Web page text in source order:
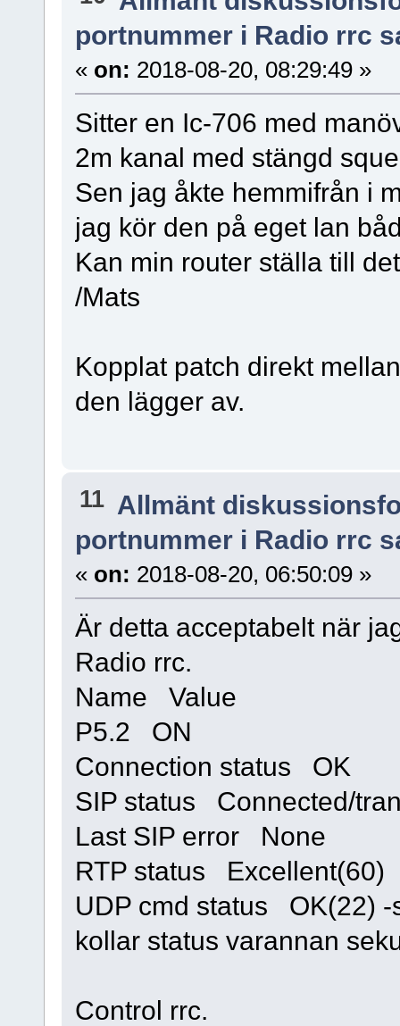
portnummer i Radio rrc
« on: 2018-08-20, 08:29:49 »
Sitter en Ic-706 med
2m kanal med stängd
Sen jag åkte hemmifrån i
jag kör den på eget lan
Kan min router ställa till
/Mats
Kopplat patch direkt
den lägger av.
11 Allmänt
portnummer i Radio rrc
« on: 2018-08-20, 06:50:09 »
Är detta acceptabelt när
Radio rrc.
Name Value
P5.2 ON
Connection status OK
SIP status Connected/
Last SIP error None
RTP status Excellent(60)
UDP cmd status OK(22) -
kollar status varannan
Control rrc.